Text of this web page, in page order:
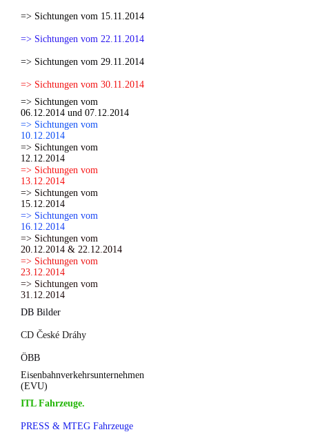
=> Sichtungen vom 15.11.2014
=> Sichtungen vom 22.11.2014
=> Sichtungen vom 29.11.2014
=> Sichtungen vom 30.11.2014
=> Sichtungen vom
06.12.2014 und 07.12.2014
=> Sichtungen vom
10.12.2014
=> Sichtungen vom
12.12.2014
=> Sichtungen vom
13.12.2014
=> Sichtungen vom
15.12.2014
=> Sichtungen vom
16.12.2014
=> Sichtungen vom
20.12.2014 & 22.12.2014
=> Sichtungen vom
23.12.2014
=> Sichtungen vom
31.12.2014
DB Bilder
CD České Dráhy
ÖBB
Eisenbahnverkehrsunternehmen
(EVU)
ITL Fahrzeuge.
PRESS & MTEG Fahrzeuge